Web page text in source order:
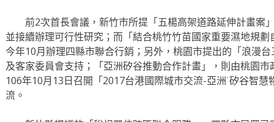
前2次首長會議，新竹市所提「五楊高架道路延伸計畫案
並接續辦理可行性研究；而「結合桃竹竹苗國家重要濕地規
今年10月辦理四縣市聯合行銷；另外，桃園市提出的「浪漫
及客家委員會支持；「亞洲矽谷推動合作計畫」，則由桃園
106年10月13日召開「2017台港國際城市交流-亞洲˙矽谷智
流。